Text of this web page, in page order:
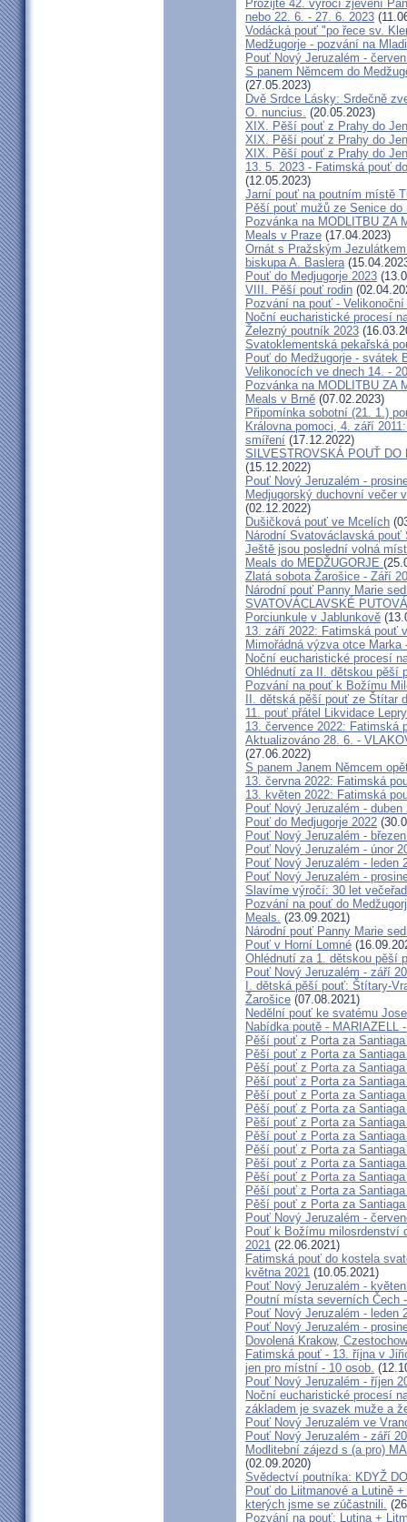
Prožijte 42. výročí zjevení
nebo 22. 6. - 27. 6. 2023
Vodácká pouť "po řece sv.
Medžugorje - pozvání na
Pouť Nový Jeruzalém -
S panem Němcem do
(27.05.2023)
Dvě Srdce Lásky: Srdečně
O. nuncius. (20.05.2023)
XIX. Pěší pouť z Prahy do
XIX. Pěší pouť z Prahy do
XIX. Pěší pouť z Prahy do
13. 5. 2023 - Fatimská pouť
(12.05.2023)
Jarní pouť na poutním místě
Pěší pouť mužů ze Senice do
Pozvánka na MODLITBU ZA
Meals v Praze (17.04.2023)
Ornát s Pražským
biskupa A. Baslera
Pouť do Medjugorje 2023
VIII. Pěší pouť rodin
Pozvání na pouť -
Noční eucharistické procesí
Železný poutník 2023
Svatoklementská pekařská
Pouť do Medžugorje - svátek
Velikonocích ve dnech 14. -
Pozvánka na MODLITBU ZA
Meals v Brně (07.02.2023)
Připomínka sobotní (21. 1.)
Královna pomoci, 4. září
smíření (17.12.2022)
SILVESTROVSKÁ POUŤ DO
(15.12.2022)
Pouť Nový Jeruzalém -
Medjugorský duchovní večer
(02.12.2022)
Dušičková pouť ve Mcelích
Národní Svatováclavská pouť
Ještě jsou poslední volná
Meals do MEDŽUGORJE
Zlatá sobota Žarošice - Září
Národní pouť Panny Marie
SVATOVÁCLAVSKÉ
Porciunkule v Jablunkově
13. září 2022: Fatimská pouť
Mimořádná výzva otce
Noční eucharistické procesí
Ohlédnutí za II. dětskou pěší
Pozvání na pouť k Božímu
II. dětská pěší pouť ze Štítar
11. pouť přátel Likvidace Lepry
13. července 2022: Fatimská
Aktualizováno 28. 6. -
(27.06.2022)
S panem Janem Němcem
13. června 2022: Fatimská
13. květen 2022: Fatimská
Pouť Nový Jeruzalém - duben
Pouť do Medjugorje 2022
Pouť Nový Jeruzalém -
Pouť Nový Jeruzalém - únor
Pouť Nový Jeruzalém - leden
Pouť Nový Jeruzalém -
Slavíme výročí: 30 let
Pozvání na pouť do
Meals. (23.09.2021)
Národní pouť Panny Marie
Pouť v Horní Lomné
Ohlédnutí za 1. dětskou pěší
Pouť Nový Jeruzalém - září
I. dětská pěší pouť: Štítary-
Žarošice (07.08.2021)
Nedělní pouť ke svatému
Nabídka poutě - MARIAZELL
Pěší pouť z Porta za
Pěší pouť z Porta za
Pěší pouť z Porta za
Pěší pouť z Porta za
Pěší pouť z Porta za
Pěší pouť z Porta za
Pěší pouť z Porta za
Pěší pouť z Porta za
Pěší pouť z Porta za
Pěší pouť z Porta za
Pěší pouť z Porta za
Pěší pouť z Porta za
Pěší pouť z Porta za
Pouť Nový Jeruzalém -
Pouť k Božímu milosrdenství
2021 (22.06.2021)
Fatimská pouť do kostela
května 2021 (10.05.2021)
Pouť Nový Jeruzalém -
Poutní místa severních Čech
Pouť Nový Jeruzalém - leden
Pouť Nový Jeruzalém -
Dovolená Krakow,
Fatimská pouť - 13. října v
jen pro místní - 10 osob.
Pouť Nový Jeruzalém - říjen
Noční eucharistické procesí
základem je svazek muže a
Pouť Nový Jeruzalém ve
Pouť Nový Jeruzalém - září
Modlitební zájezd s (a pro)
(02.09.2020)
Svědectví poutníka: KDYŽ
Pouť do Liitmanové a Lutině
kterých jsme se zúčastnili.
Pozvání na pouť: Lutina +